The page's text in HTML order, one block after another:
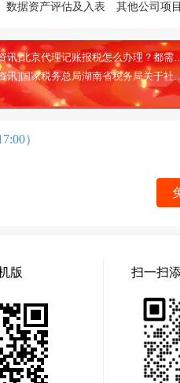
数据资产评估及入表 其他公司项
[代理记账资讯]北京代理记
[代理记账资讯]国家税务总局湖南省
）
版 扫一扫